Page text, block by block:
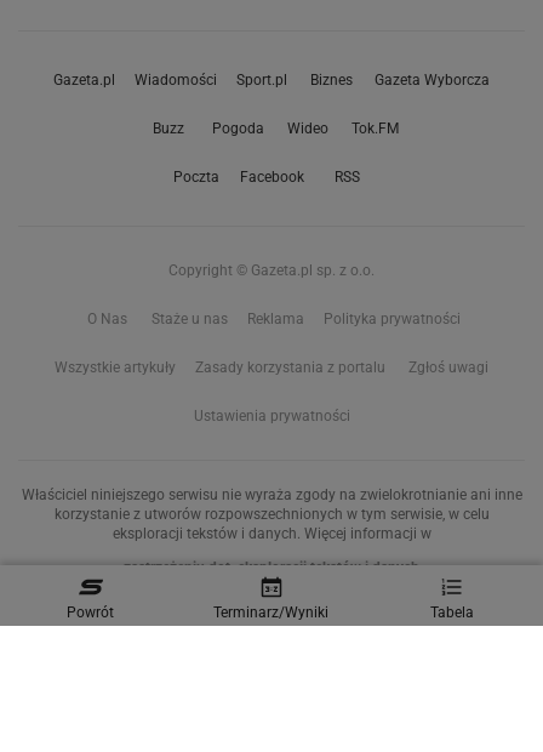
Powrót Terminarz/Wyniki Tabela
Gazeta.pl Wiadomości Sport.pl Biznes Gazeta Wyborcza
Buzz Pogoda Wideo Tok.FM
Poczta Facebook RSS
Copyright © Gazeta.pl sp. z o.o.
O Nas Staże u nas Reklama Polityka prywatności
Wszystkie artykuły Zasady korzystania z portalu Zgłoś uwagi
Ustawienia prywatności
Właściciel niniejszego serwisu nie wyraża zgody na zwielokrotnianie ani inne
korzystanie z utworów rozpowszechnionych w tym serwisie, w celu
eksploracji tekstów i danych. Więcej informacji w
zastrzeżeniu dot. eksploracji tekstów i danych
Treści zserwisów internetowych Grupy Wyborcza.pl
oraz serwisu tokfm.pl